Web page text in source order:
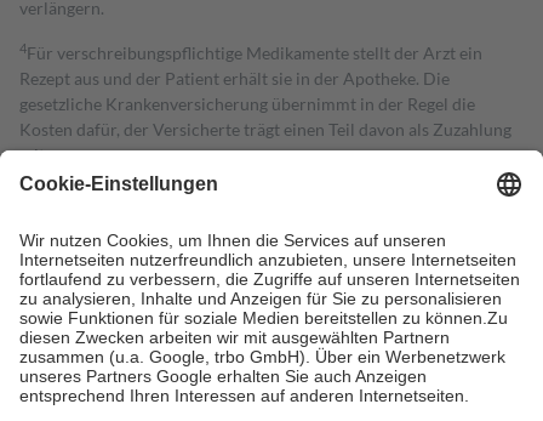
verlängern.
4Für verschreibungspflichtige Medikamente stellt der Arzt ein
Rezept aus und der Patient erhält sie in der Apotheke. Die
gesetzliche Krankenversicherung übernimmt in der Regel die
Kosten dafür, der Versicherte trägt einen Teil davon als Zuzahlung
mit.
Grundsätzlich leisten Mitglieder Zuzahlungen in Höhe von zehn
höchstens zehn Euro.
Es sind jedoch nie mehr als die tatsächlichen
Kosten der Leistung zu entrichten.
Diese Regeln gelten grundsätzlich auch für Online-Apotheken.
Bei Heilmitteln und häuslicher Krankenpflege beträgt die
Zuzahlung zehn Prozent der Kosten sowie zehn Euro je
Verordnung.
Um das Engagement der Versicherten für ihre eigene Gesundheit zu
stärken und die besondere Stellung der Familie zu unterstützen,